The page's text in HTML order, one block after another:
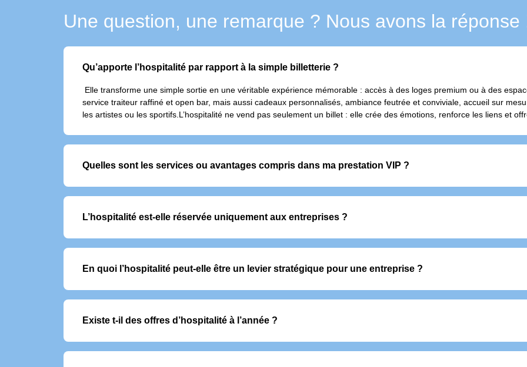
Une question, une remarque ? Nous avons la réponse
Qu’apporte l’hospitalité par rapport à la simple billetterie ?
Elle transforme une simple sortie en une véritable expérience mémorable : accès à des loges premium ou à des
service traiteur raffiné et open bar, mais aussi cadeaux personnalisés, ambiance feutrée et conviviale, accueil sur
les artistes ou les sportifs.L’hospitalité ne vend pas seulement un billet : elle crée des émotions, renforce les liens et
Quelles sont les services ou avantages compris dans ma prestation VIP ?
Les offres VIP incluent généralement :
- Accueil sur mesure avec accompagnement dédié
- Service de restauration et de boissons premium
L’hospitalité est-elle réservée uniquement aux entreprises ?
Non, même si elle est souvent utilisée pour recevoir des clients ou collaborateurs, elle séduit aussi les particuliers qui
En quoi l’hospitalité peut-elle être un levier stratégique pour une entreprise ?
Elle permet de fidéliser ses clients, récompenser ses équipes et développer son réseau dans un cadre privilégié et
Existe t-il des offres d’hospitalité à l’année ?
Oui, il existe des formules d’abonnement VIP donnant accès à plusieurs rencontres dans l’année. Elles incluent des